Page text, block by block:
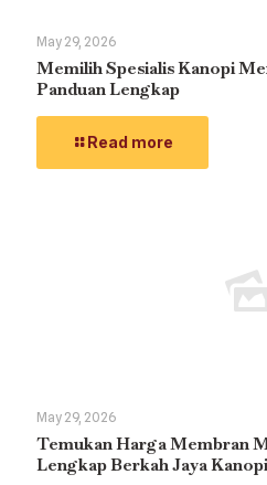
May 29, 2026
Memilih Spesialis Kanopi
Panduan Lengkap
Read more
May 29, 2026
Temukan Harga Membran
Lengkap Berkah Jaya Kanopi